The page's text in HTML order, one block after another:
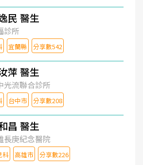
民 醫生
診所
宜蘭縣 分享數542
萍 醫生
光流聯合診所
台中市 分享數208
昌 醫生
長庚紀念醫院
科 高雄市 分享數226